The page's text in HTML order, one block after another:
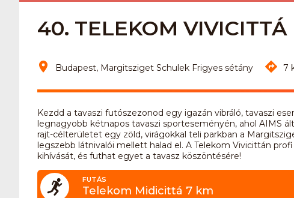
40. TELEKOM VIVICITTÁ
Budapest, Margitsziget Schulek Frigyes sétány 7
Kezdd a tavaszi futószezonod egy igazán vibráló, tavaszi
legnagyobb kétnapos tavaszi sporteseményén, ahol AIMS
rajt-célterületet egy zöld, virágokkal teli parkban a
legszebb látnivalói mellett halad el. A Telekom Vivicittán
kihívását, és futhat egyet a tavasz köszöntésére!
FUTÁS
Telekom Midicittá 7 km